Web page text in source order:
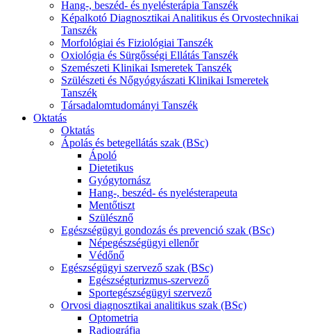
Hang-, beszéd- és nyelésterápia Tanszék
Képalkotó Diagnosztikai Analitikus és Orvostechnikai
Tanszék
Morfológiai és Fiziológiai Tanszék
Oxiológia és Sürgősségi Ellátás Tanszék
Szemészeti Klinikai Ismeretek Tanszék
Szülészeti és Nőgyógyászati Klinikai Ismeretek
Tanszék
Társadalomtudományi Tanszék
Oktatás
Oktatás
Ápolás és betegellátás szak (BSc)
Ápoló
Dietetikus
Gyógytornász
Hang-, beszéd- és nyelésterapeuta
Mentőtiszt
Szülésznő
Egészségügyi gondozás és prevenció szak (BSc)
Népegészségügyi ellenőr
Védőnő
Egészségügyi szervező szak (BSc)
Egészségturizmus-szervező
Sportegészségügyi szervező
Orvosi diagnosztikai analitikus szak (BSc)
Optometria
Radiográfia